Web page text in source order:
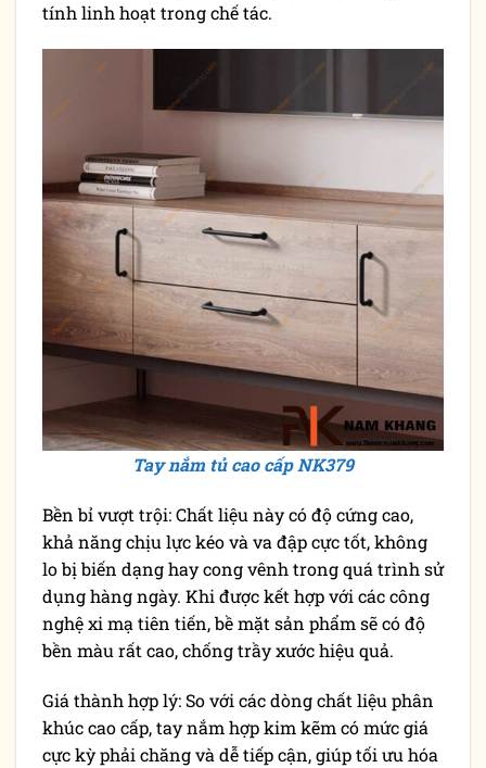
tính linh hoạt trong chế tác.
Tay nắm tủ cao cấp NK379
Bền bỉ vượt trội: Chất liệu này có độ cứng cao,
khả năng chịu lực kéo và va đập cực tốt, không
lo bị biến dạng hay cong vênh trong quá trình sử
dụng hàng ngày. Khi được kết hợp với các công
nghệ xi mạ tiên tiến, bề mặt sản phẩm sẽ có độ
bền màu rất cao, chống trầy xước hiệu quả.
Giá thành hợp lý: So với các dòng chất liệu phân
khúc cao cấp, tay nắm hợp kim kẽm có mức giá
cực kỳ phải chăng và dễ tiếp cận, giúp tối ưu hóa